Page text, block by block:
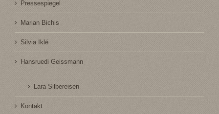
Pressespiegel
Marian Bichis
Silvia Iklé
Hansruedi Geissmann
Lara Silbereisen
Kontakt